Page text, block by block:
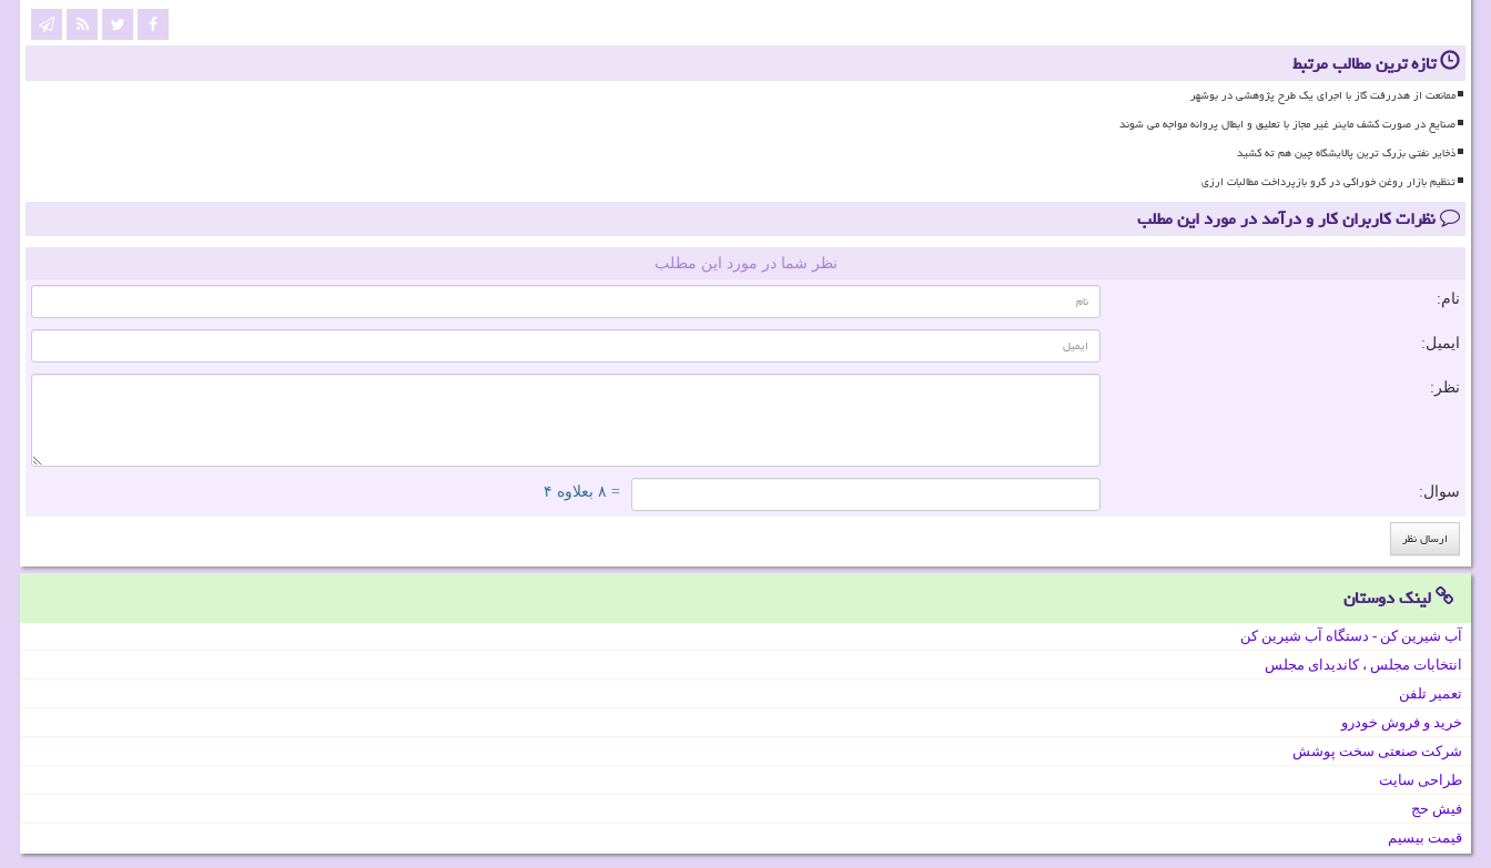
تازه ترین مطالب مرتبط
ممانعت از هدررفت گاز با اجرای یک طرح پژوهشی در بوشهر
صنایع در صورت کشف ماینر غیر مجاز با تعلیق و ابطال پروانه مواجه می شوند
ذخایر نفتی بزرگ ترین پالایشگاه چین هم ته کشید
تنظیم بازار روغن خوراکی در گرو بازپرداخت مطالبات ارزی
نظرات کاربران کار و درآمد در مورد این مطلب
نظر شما در مورد این مطلب
نام:
ایمیل:
نظر:
سوال: = ۸ بعلاوه ۴
لینک دوستان
آب شیرین کن - دستگاه آب شیرین کن
انتخابات مجلس ، کاندیدای مجلس
تعمیر تلفن
خرید و فروش خودرو
شرکت صنعتی سخت پوشش
طراحی سایت
فیش حج
قیمت بیسیم